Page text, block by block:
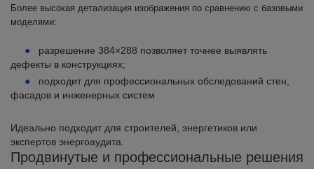
Более высокая детализация изображения по сравнению с базовыми
моделями:
разрешение 384×288 позволяет точнее выявлять
дефекты в конструкциях;
подходит для профессиональных обследований стен,
фасадов и инженерных систем
Идеально подходит для строителей, энергетиков или
экспертов энергоаудита.
Продвинутые и профессиональные решения